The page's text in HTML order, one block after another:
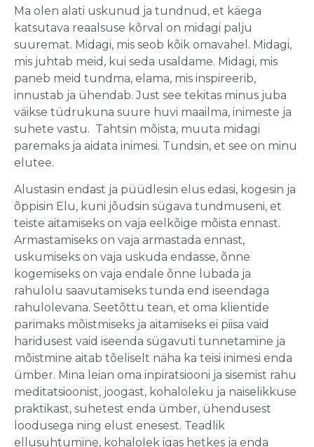
Ma olen alati uskunud ja tundnud, et käega
katsutava reaalsuse kõrval on midagi palju
suuremat. Midagi, mis seob kõik omavahel. Midagi,
mis juhtab meid, kui seda usaldame. Midagi, mis
paneb meid tundma, elama, mis inspireerib,
innustab ja ühendab. Just see tekitas minus juba
väikse tüdrukuna suure huvi maailma, inimeste ja
suhete vastu. Tahtsin mõista, muuta midagi
paremaks ja aidata inimesi. Tundsin, et see on minu
elutee.
Alustasin endast ja püüdlesin elus edasi, kogesin ja
õppisin Elu, kuni jõudsin sügava tundmuseni, et
teiste aitamiseks on vaja eelkõige mõista ennast.
Armastamiseks on vaja armastada ennast,
uskumiseks on vaja uskuda endasse, õnne
kogemiseks on vaja endale õnne lubada ja
rahulolu saavutamiseks tunda end iseendaga
rahulolevana. Seetõttu tean, et oma klientide
parimaks mõistmiseks ja aitamiseks ei piisa vaid
haridusest vaid iseenda sügavuti tunnetamine ja
mõistmine aitab tõeliselt näha ka teisi inimesi enda
ümber. Mina leian oma inpiratsiooni ja sisemist rahu
meditatsioonist, joogast, kohaloleku ja naiselikkuse
praktikast, suhetest enda ümber, ühendusest
loodusega ning elust enesest. Teadlik
ellusuhtumine, kohalolek igas hetkes ja enda